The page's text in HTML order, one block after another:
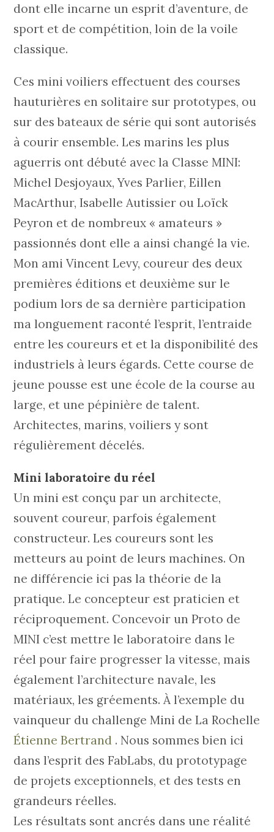
dont elle incarne un esprit d’aventure, de
sport et de compétition, loin de la voile
classique.
Ces mini voiliers effectuent des courses
hauturières en solitaire sur prototypes, ou
sur des bateaux de série qui sont autorisés
à courir ensemble. Les marins les plus
aguerris ont débuté avec la Classe MINI:
Michel Desjoyaux, Yves Parlier, Eillen
MacArthur, Isabelle Autissier ou Loïck
Peyron et de nombreux « amateurs »
passionnés dont elle a ainsi changé la vie.
Mon ami Vincent Levy, coureur des deux
premières éditions et deuxième sur le
podium lors de sa dernière participation
ma longuement raconté l’esprit, l’entraide
entre les coureurs et et la disponibilité des
industriels à leurs égards. Cette course de
jeune pousse est une école de la course au
large, et une pépinière de talent.
Architectes, marins, voiliers y sont
régulièrement décelés.
Mini laboratoire du réel
Un mini est conçu par un architecte,
souvent coureur, parfois également
constructeur. Les coureurs sont les
metteurs au point de leurs machines. On
ne différencie ici pas la théorie de la
pratique. Le concepteur est praticien et
réciproquement. Concevoir un Proto de
MINI c’est mettre le laboratoire dans le
réel pour faire progresser la vitesse, mais
également l’architecture navale, les
matériaux, les gréements. À l’exemple du
vainqueur du challenge Mini de La Rochelle
Étienne Bertrand . Nous sommes bien ici
dans l’esprit des FabLabs, du prototypage
de projets exceptionnels, et des tests en
grandeurs réelles.
Les résultats sont ancrés dans une réalité